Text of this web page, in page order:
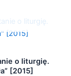
o liturgię.
[2015]